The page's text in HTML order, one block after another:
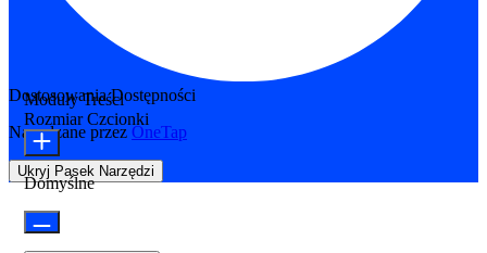
Dostosowania Dostępności
Napędzane przez OneTap
Ukryj Pasek Narzędzi
Moduły Treści
Rozmiar Czcionki
Domyślne